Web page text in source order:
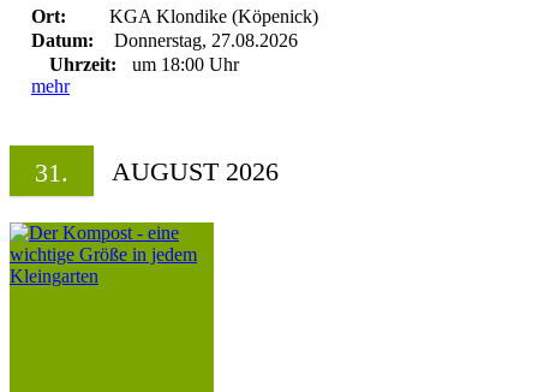
Ort:
KGA Klondike (Köpenick)
Datum:
Donnerstag, 27.08.2026
Uhrzeit:
um 18:00 Uhr
mehr
31. AUGUST 2026